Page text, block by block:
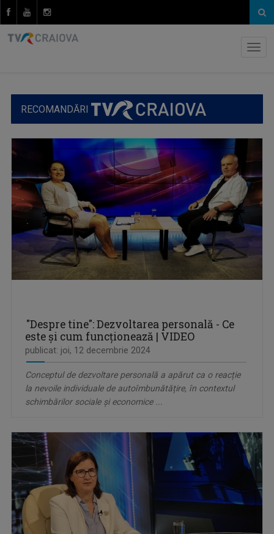
RECOMANDĂRI
"Despre tine": Dezvoltarea personală - Ce
este și cum funcționează | VIDEO
publicat: joi, 12 decembrie 2024
Conceptul de dezvoltare personală a apărut ca o reacție
la nevoile individuale de autoîmbunătățire, în contextul
schimbărilor sociale și economice ...